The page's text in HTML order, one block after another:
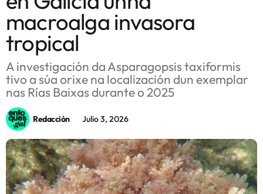
Memoria Histórica
Gastronomía
Escenarios
Sostenibilidad
Innova
macroalga invasora
tropical
A investigación da Asparagopsis taxiformis
tivo a súa orixe na localización dun exemplar
nas Rías Baixas durante o 2025
Redacción Julio 3, 2026